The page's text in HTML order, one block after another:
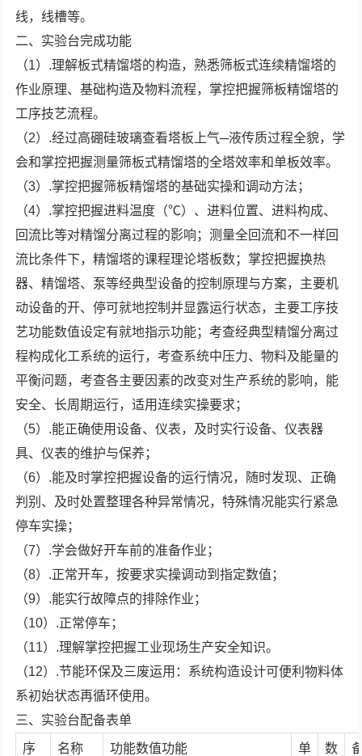
线，线槽等。
二、实验台完成功能
（1）.理解板式精馏塔的构造，熟悉筛板式连续精馏塔的
作业原理、基础构造及物料流程，掌控把握筛板精馏塔的
工序技艺流程。
（2）.经过高硼硅玻璃查看塔板上气─液传质过程全貌，学
会和掌控把握测量筛板式精馏塔的全塔效率和单板效率。
（3）.掌控把握筛板精馏塔的基础实操和调动方法；
（4）.掌控把握进料温度（℃）、进料位置、进料构成、
回流比等对精馏分离过程的影响；测量全回流和不一样回
流比条件下，精馏塔的课程理论塔板数；掌控把握换热
器、精馏塔、泵等经典型设备的控制原理与方案，主要机
动设备的开、停可就地控制并显露运行状态，主要工序技
艺功能数值设定有就地指示功能；考查经典型精馏分离过
程构成化工系统的运行，考查系统中压力、物料及能量的
平衡问题，考查各主要因素的改变对生产系统的影响，能
安全、长周期运行，适用连续实操要求；
（5）.能正确使用设备、仪表，及时实行设备、仪表器
具、仪表的维护与保养；
（6）.能及时掌控把握设备的运行情况，随时发现、正确
判别、及时处置整理各种异常情况，特殊情况能实行紧急
停车实操；
（7）.学会做好开车前的准备作业；
（8）.正常开车，按要求实操调动到指定数值；
（9）.能实行故障点的排除作业；
（10）.正常停车；
（11）.理解掌控把握工业现场生产安全知识。
（12）.节能环保及三废运用：系统构造设计可便利物料体
系初始状态再循环使用。
三、实验台配备表单
序
名称 功能数值功能
单
数